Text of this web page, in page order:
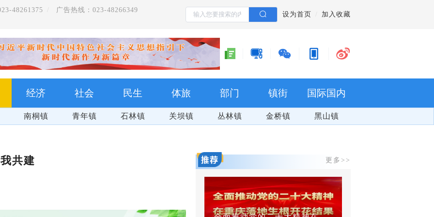
48261375 广告热线：023-48266349
设为首页 加入收藏
经济 社会 民生 体旅 部门 镇街 国际国内
南桐镇 青年镇 石林镇 关坝镇 丛林镇 金桥镇 黑山镇
共建 更多>>